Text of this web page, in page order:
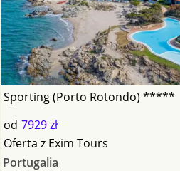
Sporting (Porto Rotondo) *****
od 7929 zł
Oferta z Exim Tours
Portugalia